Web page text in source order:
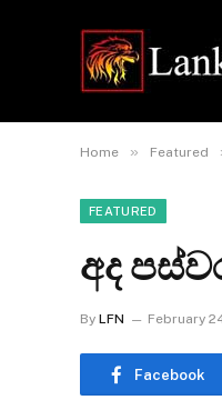
Home » Featured
FEATURED
අද
By LFN February
Facebook